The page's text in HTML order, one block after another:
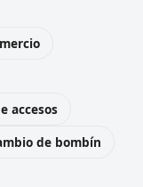
accesos
de bombín